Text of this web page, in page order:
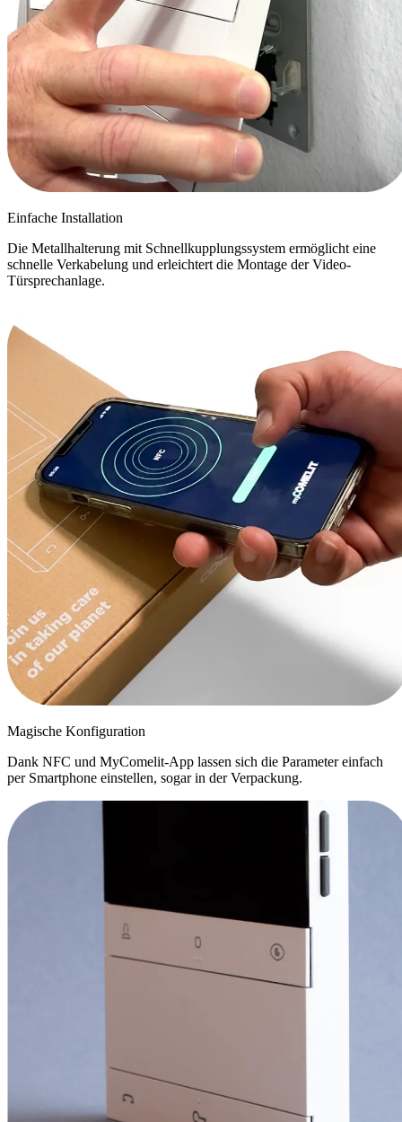
Einfache Installation
Die Metallhalterung mit Schnellkupplungssystem ermöglicht eine
schnelle Verkabelung und erleichtert die Montage der Video-
Türsprechanlage.
Magische Konfiguration
Dank NFC und MyComelit-App lassen sich die Parameter einfach
per Smartphone einstellen, sogar in der Verpackung.